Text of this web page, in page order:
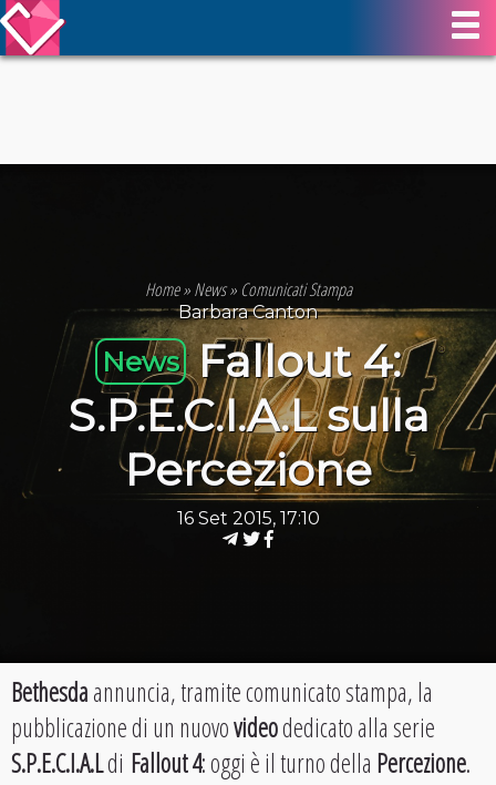
Home»News» Comunicati Stampa
Barbara Canton
News Fallout 4:
S.P.E.C.I.A.L sulla
Percezione
16 Set 2015, 17:10
Bethesdaannuncia, tramite comunicato stampa, la
pubblicazione di un nuovovideodedicato alla serie
S.P.E.C.I.A.Ldi Fallout 4: oggi è il turno della Percezione.